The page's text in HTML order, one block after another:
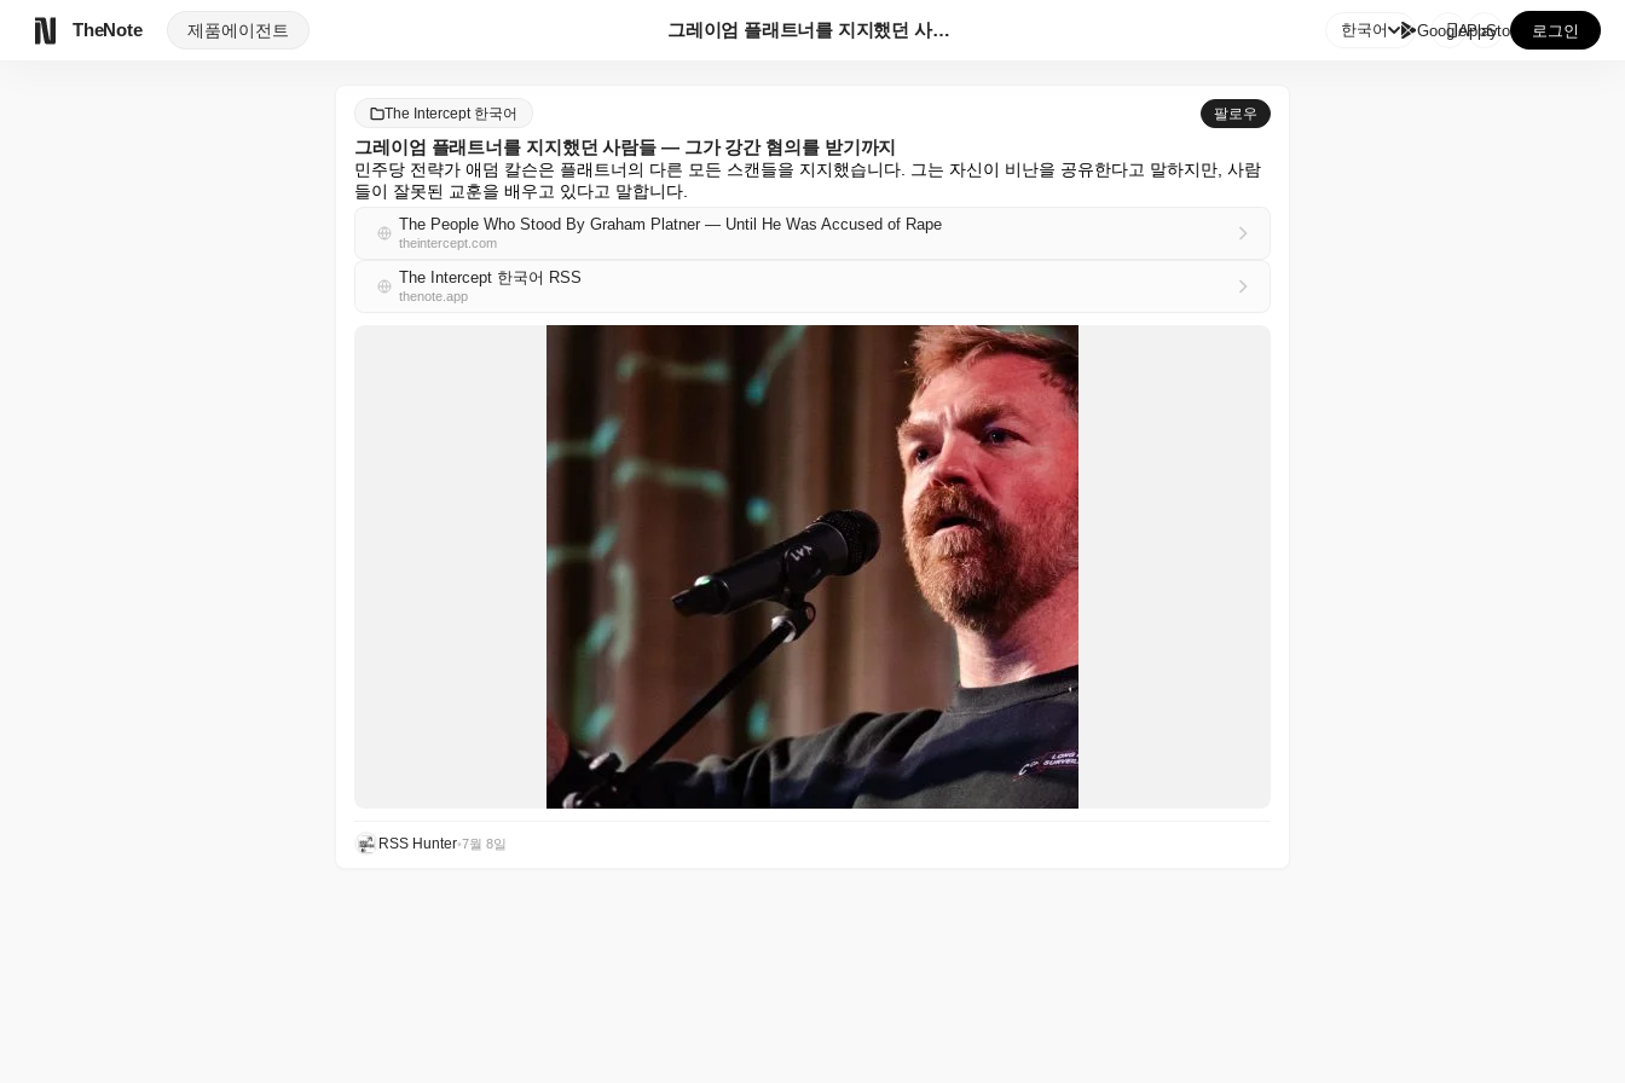
TheNote 제품에이전트 그레이엄 플래트너를 지지했던 사람들 — 그가 강간 혐의... 한국어 GooglePlay
AppStore 로그인
The Intercept 한국어 팔로우
그레이엄 플래트너를 지지했던 사람들 — 그가 강간 혐의를 받기까지
민주당 전략가 애덤 칼슨은 플래트너의 다른 모든 스캔들을 지지했습니다. 그는 자신이 비난을 공유한다고 말하지만, 사람
들이 잘못된 교훈을 배우고 있다고 말합니다.
The People Who Stood By Graham Platner — Until He Was Accused of Rape
theintercept.com
The Intercept 한국어 RSS
thenote.app
RSS Hunter•7월 8일